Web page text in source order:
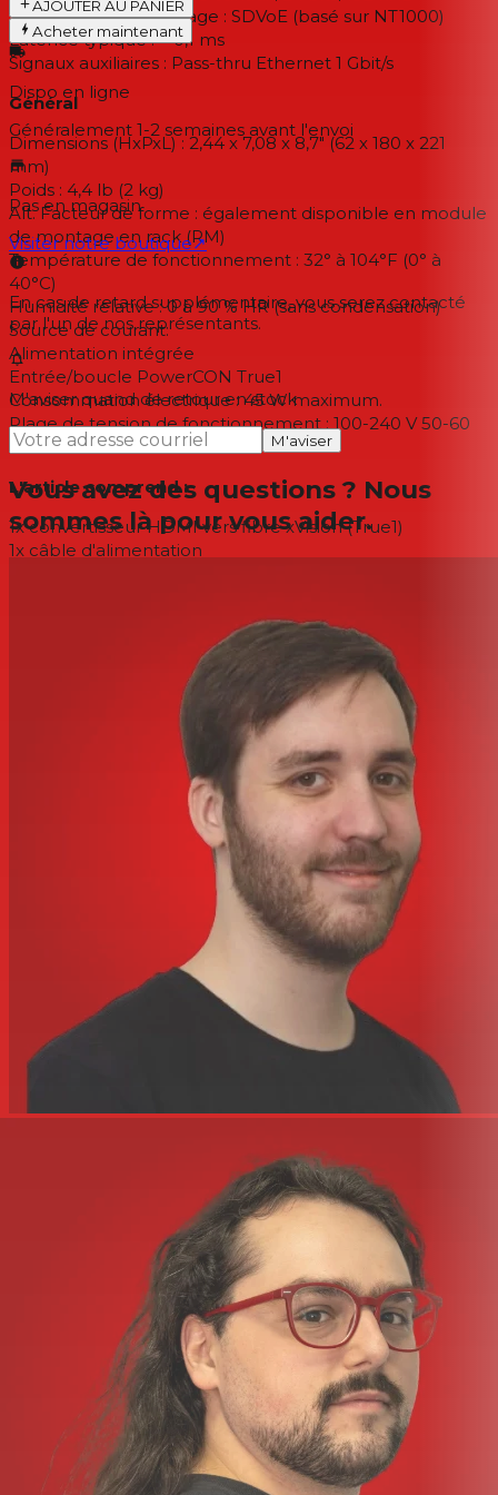
Technologie d'encodage : SDVoE (basé sur NT1000)
Latence typique : < 0,1 ms
Signaux auxiliaires : Pass-thru Ethernet 1 Gbit/s
Général
Dimensions (HxPxL) : 2,44 x 7,08 x 8,7" (62 x 180 x 221
mm)
Poids : 4,4 lb (2 kg)
Alt. Facteur de forme : également disponible en module
de montage en rack (RM)
Température de fonctionnement : 32° à 104°F (0° à
40°C)
Humidité relative : 0 à 90 % HR (sans condensation)
Source de courant:
Alimentation intégrée
Entrée/boucle PowerCON True1
Consommation électrique : 45 W maximum.
Plage de tension de fonctionnement : 100-240 V 50-60
Hz
L'article comprend :
1x convertisseur HDMI vers fibre xVision (True1)
1x câble d'alimentation
AJOUTER AU PANIER
Acheter maintenant
Dispo en ligne
Généralement 1-2 semaines avant l'envoi
Pas en magasin
Visiter notre boutique↗
En cas de retard supplémentaire, vous serez contacté
par l'un de nos représentants.
M'aviser quand de retour en stock
M'aviser
Vous avez des questions ? Nous
sommes là pour vous aider.